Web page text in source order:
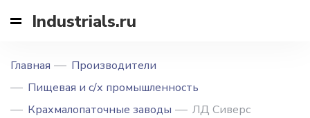
Industrials.ru
Главная
Производители
Пищевая и с/х промышленность
Крахмалопаточные заводы
ЛД Сиверс